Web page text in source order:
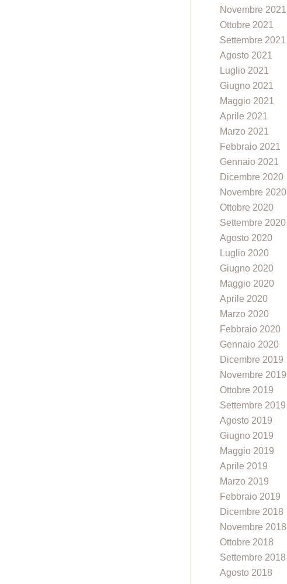
Novembre 2021
Ottobre 2021
Settembre 2021
Agosto 2021
Luglio 2021
Giugno 2021
Maggio 2021
Aprile 2021
Marzo 2021
Febbraio 2021
Gennaio 2021
Dicembre 2020
Novembre 2020
Ottobre 2020
Settembre 2020
Agosto 2020
Luglio 2020
Giugno 2020
Maggio 2020
Aprile 2020
Marzo 2020
Febbraio 2020
Gennaio 2020
Dicembre 2019
Novembre 2019
Ottobre 2019
Settembre 2019
Agosto 2019
Giugno 2019
Maggio 2019
Aprile 2019
Marzo 2019
Febbraio 2019
Dicembre 2018
Novembre 2018
Ottobre 2018
Settembre 2018
Agosto 2018